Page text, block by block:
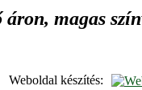
magas
Weboldal készítés: